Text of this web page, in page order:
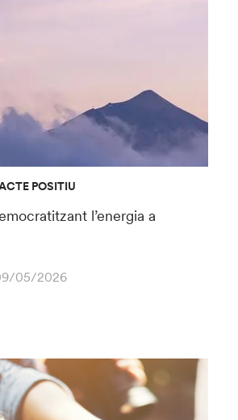
POSITIU
l’energia a
05/2026